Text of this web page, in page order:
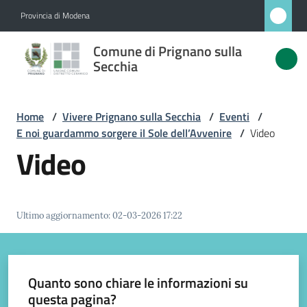
Provincia di Modena
Comune di Prignano sulla
Secchia
Comune
di
sulla
Secchia
Vivere
Home / Vivere Prignano sulla Secchia / Eventi /
E noi guardammo sorgere il Sole dell’Avvenire / Video
Video
Ultimo aggiornamento:02-03-2026 17:22
Quanto sono chiare le informazioni su
questa pagina?